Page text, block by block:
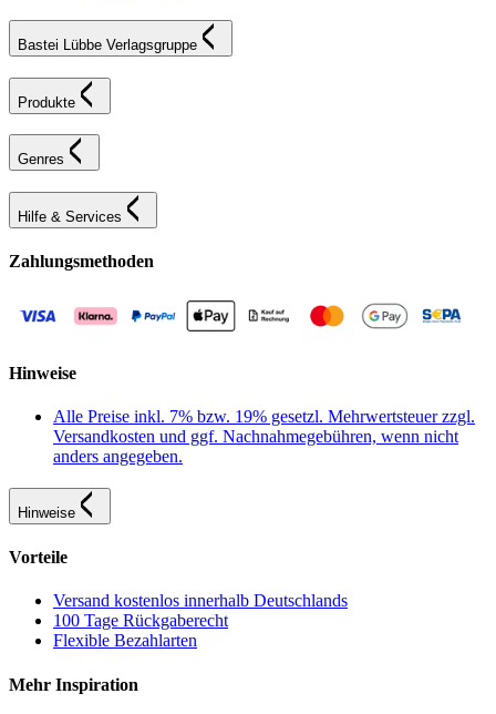
Bastei Lübbe Verlagsgruppe
Produkte
Genres
Hilfe & Services
Zahlungsmethoden
Hinweise
Alle Preise inkl. 7% bzw. 19% gesetzl. Mehrwertsteuer zzgl.
Versandkosten und ggf. Nachnahmegebühren, wenn nicht
anders angegeben.
Hinweise
Vorteile
Versand kostenlos innerhalb Deutschlands
100 Tage Rückgaberecht
Flexible Bezahlarten
Mehr Inspiration